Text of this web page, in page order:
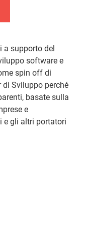
a supporto del
software e
spin off di
di Sviluppo perché
basate sulla
e
e gli altri portatori